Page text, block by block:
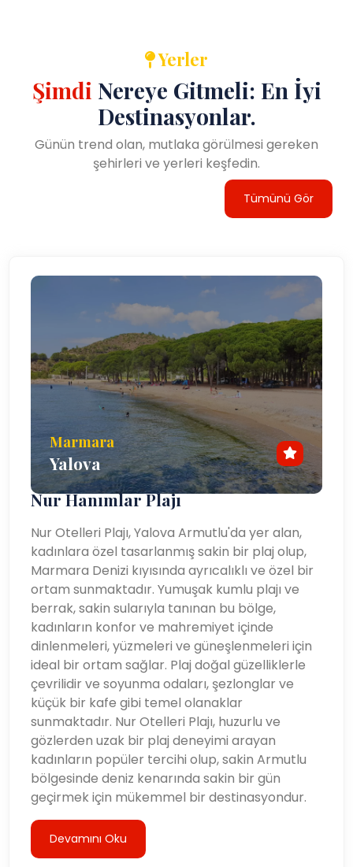
Yerler
Şimdi Nereye Gitmeli: En İyi
Destinasyonlar.
Günün trend olan, mutlaka görülmesi gereken
şehirleri ve yerleri keşfedin.
Tümünü Gör
Marmara
Yalova
Nur Hanımlar Plajı
Nur Otelleri Plajı, Yalova Armutlu'da yer alan,
kadınlara özel tasarlanmış sakin bir plaj olup,
Marmara Denizi kıyısında ayrıcalıklı ve özel bir
ortam sunmaktadır. Yumuşak kumlu plajı ve
berrak, sakin sularıyla tanınan bu bölge,
kadınların konfor ve mahremiyet içinde
dinlenmeleri, yüzmeleri ve güneşlenmeleri için
ideal bir ortam sağlar. Plaj doğal güzelliklerle
çevrilidir ve soyunma odaları, şezlonglar ve
küçük bir kafe gibi temel olanaklar
sunmaktadır. Nur Otelleri Plajı, huzurlu ve
gözlerden uzak bir plaj deneyimi arayan
kadınların popüler tercihi olup, sakin Armutlu
bölgesinde deniz kenarında sakin bir gün
geçirmek için mükemmel bir destinasyondur.
Devamını Oku